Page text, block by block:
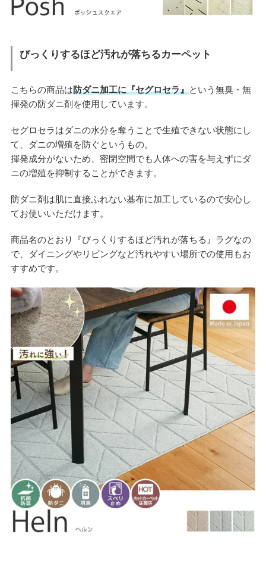
びっくりするほど汚れが落ちるカーペット
こちらの商品は防ダニ加工に『セグロセラ』という無臭・無
揮発の防ダニ剤を使用しています。
セグロセラはダニの水分を奪うことで生殖できない状態にし
て、ダニの増殖を防ぐというもの。
揮発成分がないため、密閉空間でも人体への害を与えずにダ
ニの増殖を抑制することができます。
防ダニ剤は肌に直接ふれない基布に加工しているので安心し
てお使いいただけます。
商品名のとおり『びっくりするほど汚れが落ちる』ラグなの
で、ダイニングやリビングなど汚れやすい場所での使用もお
すすめです。